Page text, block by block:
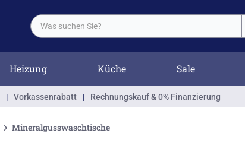
Heizung Küche Sale
| Vorkassenrabatt | Rechnungskauf & 0% Finanzierung
Mineralgusswaschtische